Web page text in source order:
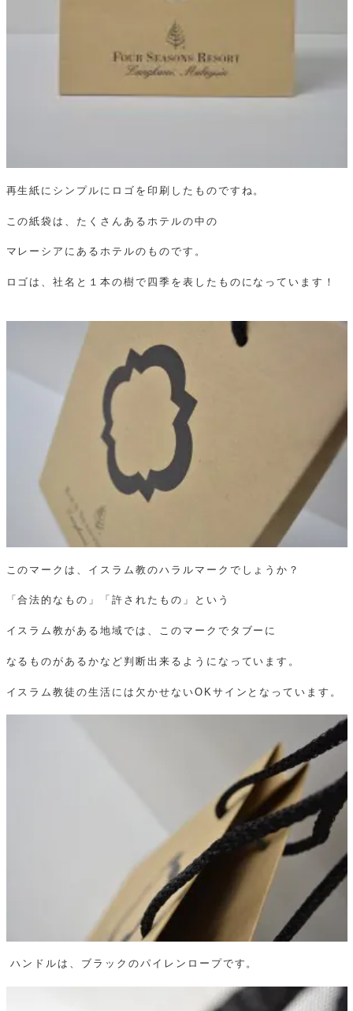
再生紙にシンプルにロゴを印刷したものですね。
この紙袋は、たくさんあるホテルの中の
マレーシアにあるホテルのものです。
ロゴは、社名と１本の樹で四季を表したものになっています！
このマークは、イスラム教のハラルマークでしょうか？
「合法的なもの」「許されたもの」という
イスラム教がある地域では、このマークでタブーに
なるものがあるかなど判断出来るようになっています。
イスラム教徒の生活には欠かせないOKサインとなっています。
ハンドルは、ブラックのパイレンロープです。